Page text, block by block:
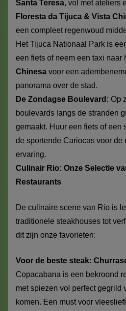
Santa Teresa, vol met ateliers
Floresta da Tijuca & Vista
een compleet regenwoud
Het Tijuca Nationaal Park is
een fiets of neem een taxi naar
Chinesa voor een
panorama over de stad.
De Zondagse Boulevard: Op
boulevards langs de stranden
gemaakt. Huur een fiets of een
de sportende Cariocas voor de
ervaring.
Culinair Rio: Onze Selectie
Restaurants
De culinaire scene van Rio is
traditionele steakhouses tot
dit zijn onze favorieten:
Voor de beste steak:
Copacabana is een bekroond
met spiezen vol perfect gegrild
komen. Een must voor